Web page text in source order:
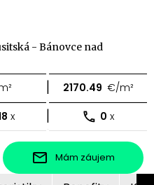
- Bánovce nad
| 2170.49 €/m²
x | 0 x
Mám záujem